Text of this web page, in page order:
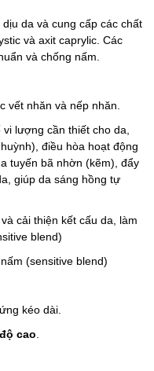
da và cung cấp các chất
và axit caprylic. Các
và chống nấm.
vết nhăn và nếp nhăn.
lượng cần thiết cho da,
điều hòa hoạt động
tuyến bã nhờn (kẽm), đẩy
giúp da sáng hồng tự
cải thiện kết cấu da, làm
blend)
(sensitive blend)
kéo dài.
cao